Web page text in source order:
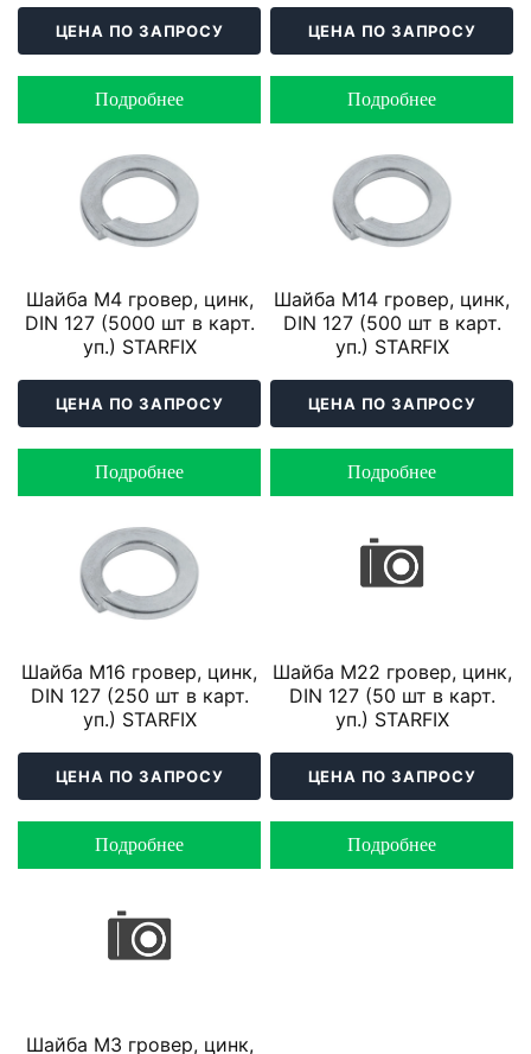
ЦЕНА ПО ЗАПРОСУ
Подробнее
ЦЕНА ПО ЗАПРОСУ
Подробнее
Шайба М4 гровер, цинк,
DIN 127 (5000 шт в карт.
уп.) STARFIX
ЦЕНА ПО ЗАПРОСУ
Подробнее
Шайба М14 гровер, цинк,
DIN 127 (500 шт в карт.
уп.) STARFIX
ЦЕНА ПО ЗАПРОСУ
Подробнее
Шайба М16 гровер, цинк,
DIN 127 (250 шт в карт.
уп.) STARFIX
ЦЕНА ПО ЗАПРОСУ
Подробнее
Шайба М22 гровер, цинк,
DIN 127 (50 шт в карт.
уп.) STARFIX
ЦЕНА ПО ЗАПРОСУ
Подробнее
Шайба М3 гровер, цинк,